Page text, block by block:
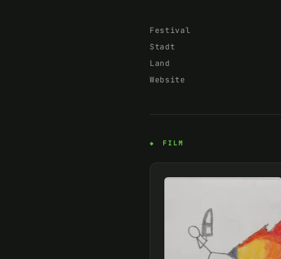
Festival
Stadt
Land
Website
FILM